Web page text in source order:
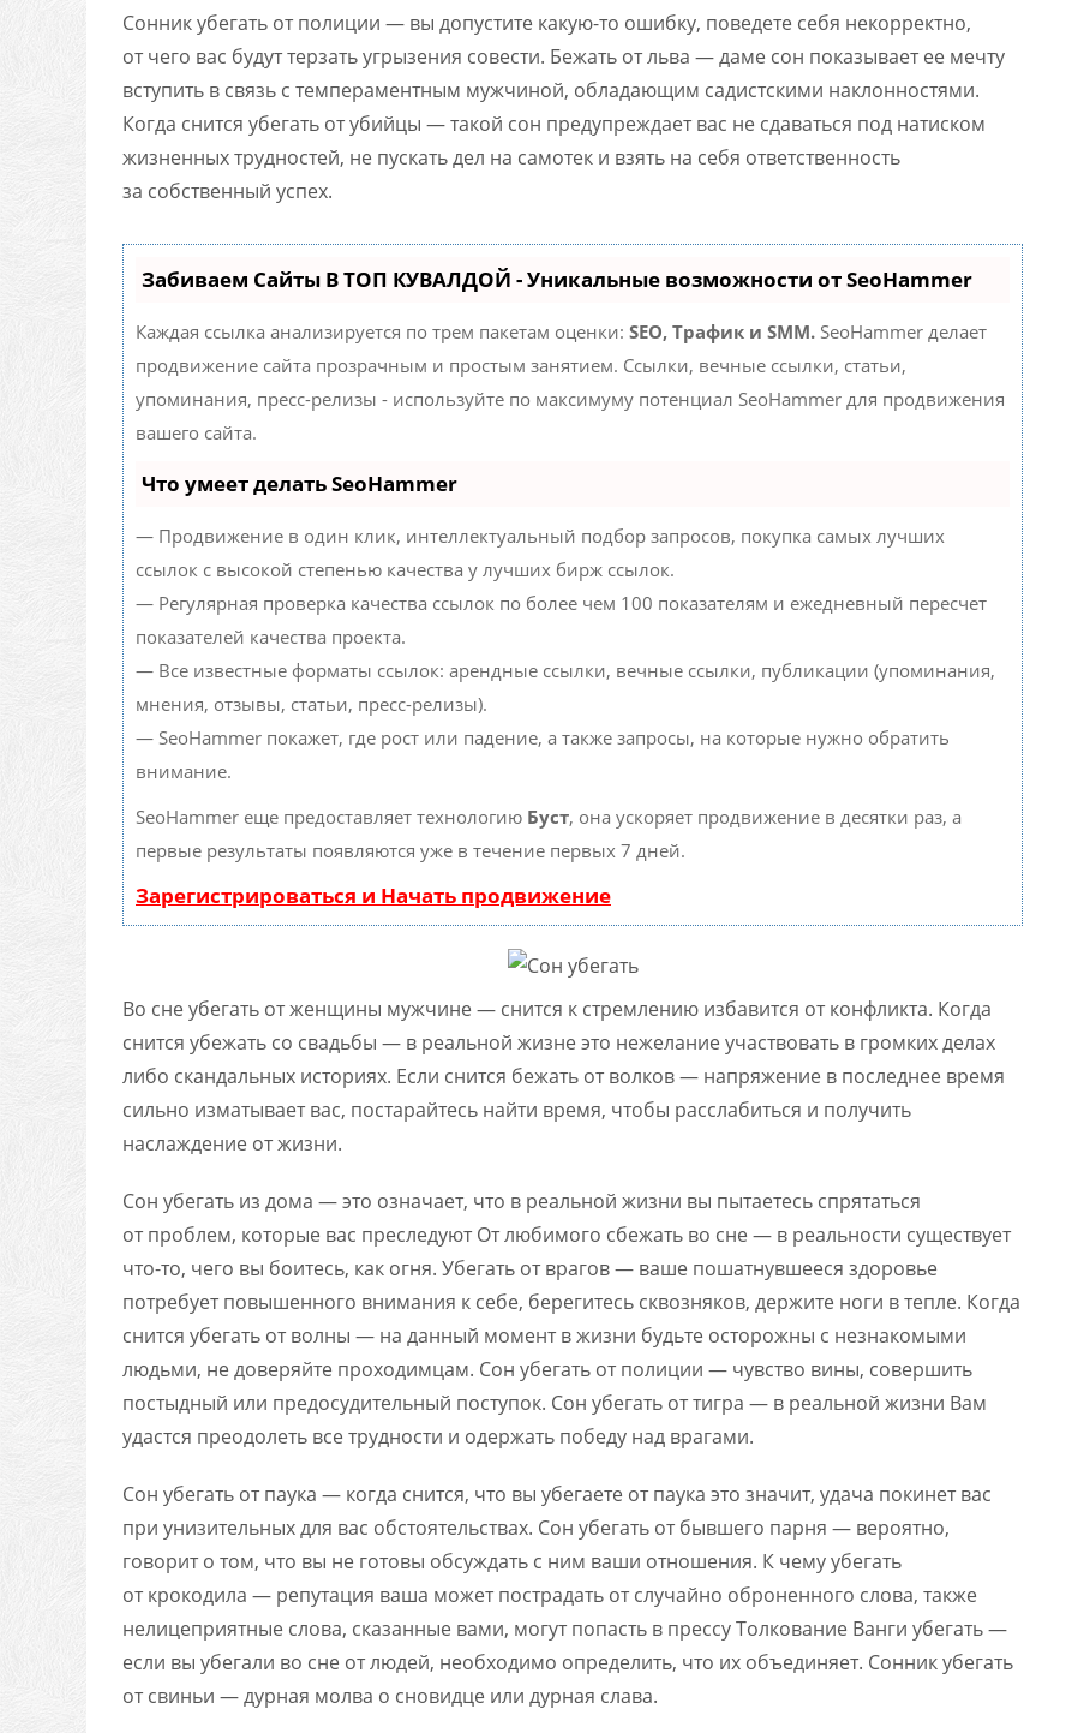
Сонник убегать от полиции — вы допустите какую-то ошибку, поведете себя некорректно,
от чего вас будут терзать угрызения совести. Бежать от льва — даме сон показывает ее мечту
вступить в связь с темпераментным мужчиной, обладающим садистскими наклонностями.
Когда снится убегать от убийцы — такой сон предупреждает вас не сдаваться под натиском
жизненных трудностей, не пускать дел на самотек и взять на себя ответственность
за собственный успех.
Забиваем Сайты В ТОП КУВАЛДОЙ - Уникальные возможности от SeoHammer
Каждая ссылка анализируется по трем пакетам оценки: SEO, Трафик и SMM. SeoHammer делает
продвижение сайта прозрачным и простым занятием. Ссылки, вечные ссылки, статьи,
упоминания, пресс-релизы - используйте по максимуму потенциал SeoHammer для продвижения
вашего сайта.
Что умеет делать SeoHammer
— Продвижение в один клик, интеллектуальный подбор запросов, покупка самых лучших
ссылок с высокой степенью качества у лучших бирж ссылок.
— Регулярная проверка качества ссылок по более чем 100 показателям и ежедневный пересчет
показателей качества проекта.
— Все известные форматы ссылок: арендные ссылки, вечные ссылки, публикации (упоминания,
мнения, отзывы, статьи, пресс-релизы).
— SeoHammer покажет, где рост или падение, а также запросы, на которые нужно обратить
внимание.
SeoHammer еще предоставляет технологию Буст, она ускоряет продвижение в десятки раз, а
первые результаты появляются уже в течение первых 7 дней.
Зарегистрироваться и Начать продвижение
Во сне убегать от женщины мужчине — снится к стремлению избавится от конфликта. Когда
снится убежать со свадьбы — в реальной жизне это нежелание участвовать в громких делах
либо скандальных историях. Если снится бежать от волков — напряжение в последнее время
сильно изматывает вас, постарайтесь найти время, чтобы расслабиться и получить
наслаждение от жизни.
Сон убегать из дома — это означает, что в реальной жизни вы пытаетесь спрятаться
от проблем, которые вас преследуют От любимого сбежать во сне — в реальности существует
что-то, чего вы боитесь, как огня. Убегать от врагов — ваше пошатнувшееся здоровье
потребует повышенного внимания к себе, берегитесь сквозняков, держите ноги в тепле. Когда
снится убегать от волны — на данный момент в жизни будьте осторожны с незнакомыми
людьми, не доверяйте проходимцам. Сон убегать от полиции — чувство вины, совершить
постыдный или предосудительный поступок. Сон убегать от тигра — в реальной жизни Вам
удастся преодолеть все трудности и одержать победу над врагами.
Сон убегать от паука — когда снится, что вы убегаете от паука это значит, удача покинет вас
при унизительных для вас обстоятельствах. Сон убегать от бывшего парня — вероятно,
говорит о том, что вы не готовы обсуждать с ним ваши отношения. К чему убегать
от крокодила — репутация ваша может пострадать от случайно оброненного слова, также
нелицеприятные слова, сказанные вами, могут попасть в прессу Толкование Ванги убегать —
если вы убегали во сне от людей, необходимо определить, что их объединяет. Сонник убегать
от свиньи — дурная молва о сновидце или дурная слава.